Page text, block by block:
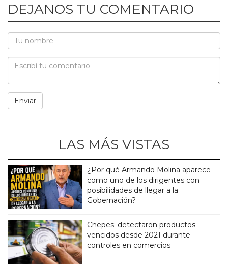
DEJANOS TU COMENTARIO
LAS MÁS VISTAS
¿Por qué Armando Molina aparece
como uno de los dirigentes con
posibilidades de llegar a la
Gobernación?
Chepes: detectaron productos
vencidos desde 2021 durante
controles en comercios